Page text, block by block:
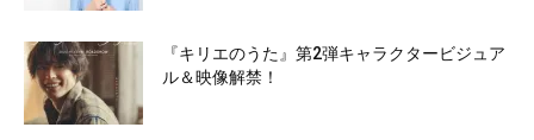
『キリエのうた』第2弾キャラクタービジュア
ル＆映像解禁！